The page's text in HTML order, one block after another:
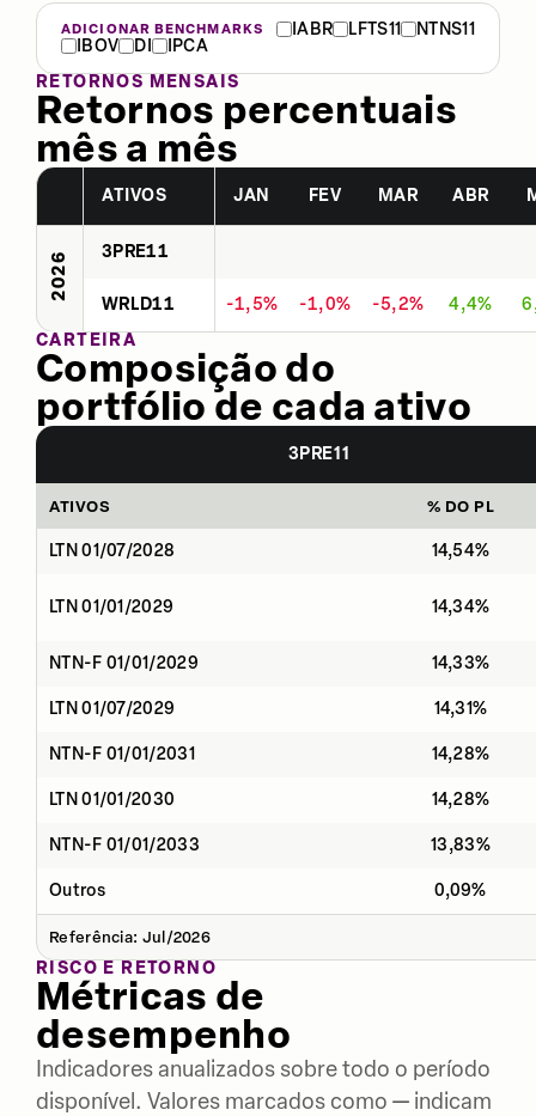
ADICIONAR BENCHMARKS IABR LFTS11
NTNS11
IBOV
DI
IPCA
RETORNOS MENSAIS
Retornos percentuais
mês a mês
ATIVOS JAN FEV MAR ABR
2026 3PRE11
WRLD11 -1,5% -1,0% -5,2% 4,4%
CARTEIRA
Composição do
portfólio de cada ativo
3PRE11
ATIVOS % DO PL
LTN 01/07/2028 14,54%
LTN 01/01/2029 14,34%
NTN-F 01/01/2029 14,33%
LTN 01/07/2029 14,31%
NTN-F 01/01/2031 14,28%
LTN 01/01/2030 14,28%
NTN-F 01/01/2033 13,83%
Outros 0,09%
Referência: Jul/2026
RISCO E RETORNO
Métricas de
desempenho
Indicadores anualizados sobre todo o período
disponível. Valores marcados como — indicam